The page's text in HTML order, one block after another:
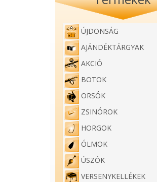
ÚJDONSÁG
AJÁNDÉKTÁRGYAK
AKCIÓ
BOTOK
ORSÓK
ZSINÓROK
HORGOK
ÓLMOK
ÚSZÓK
VERSENYKELLÉKEK